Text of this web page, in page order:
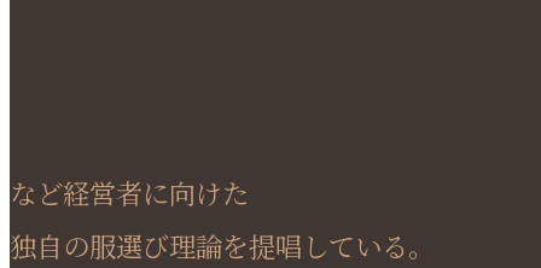
など経営者に向けた
独自の服選び理論を提唱している。